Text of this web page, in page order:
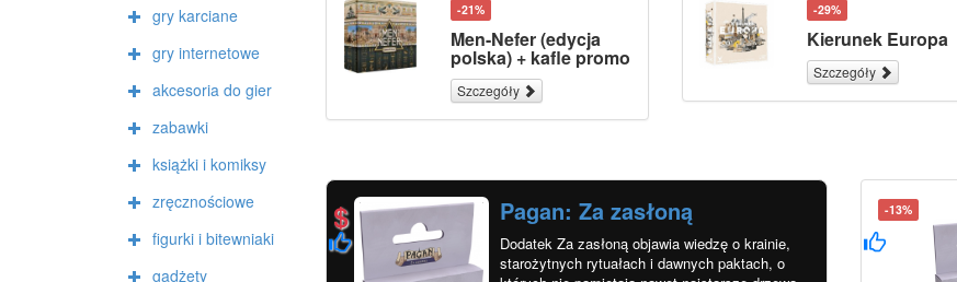
gry karciane
gry internetowe
akcesoria do gier
zabawki
książki i komiksy
zręcznościowe
figurki i bitewniaki
gadżety
-21%
Men-Nefer (edycja
polska) + kafle promo
Szczegóły
-29%
Kierunek Europa
Szczegóły
Pagan: Za zasłoną
Dodatek Za zasłoną objawia wiedzę o krainie,
starożytnych rytuałach i dawnych paktach, o
-13%